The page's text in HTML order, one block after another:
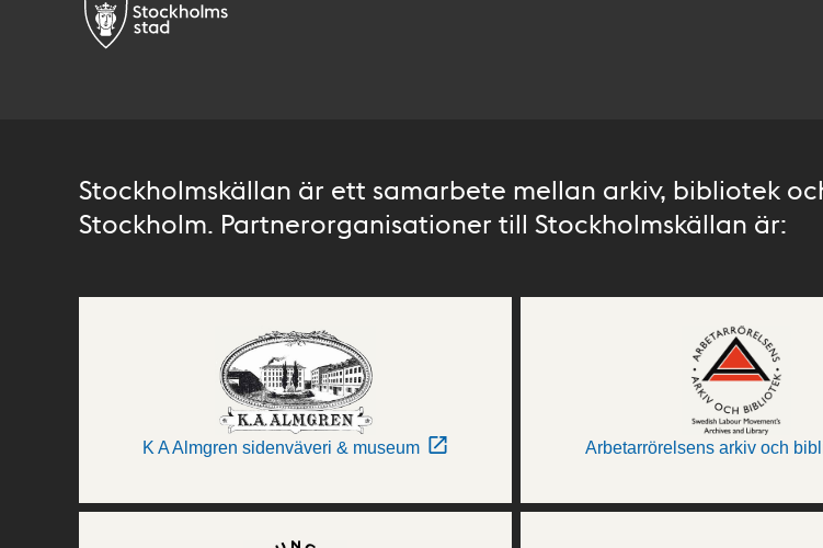
Stockholmskällan är ett samarbete mellan arkiv, bibliotek
Stockholm. Partnerorganisationer till Stockholmskällan är:
K A Almgren sidenväveri & museum Arbetarrörelsens arkiv och